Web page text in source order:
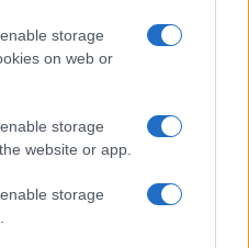
storage
on web or
storage
website or app.
storage
i fondatori restano